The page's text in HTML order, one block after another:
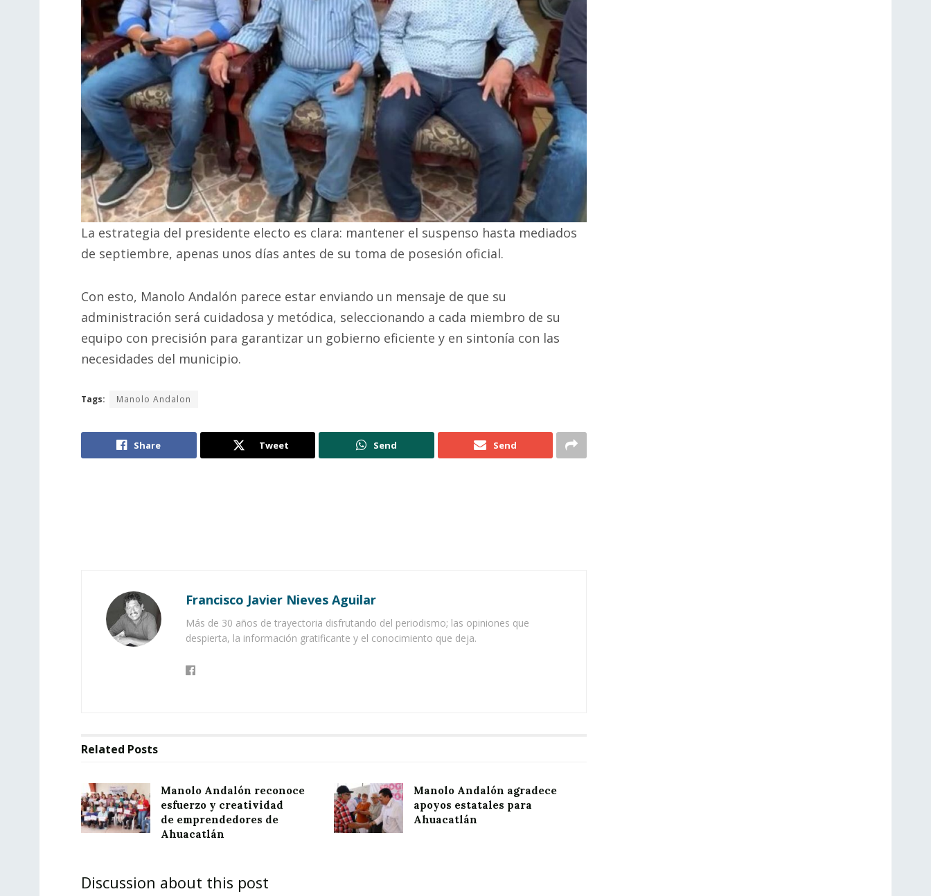
La estrategia del presidente electo es clara: mantener el suspenso hasta mediados
de septiembre, apenas unos días antes de su toma de posesión oficial.
Con esto, Manolo Andalón parece estar enviando un mensaje de que su
administración será cuidadosa y metódica, seleccionando a cada miembro de su
equipo con precisión para garantizar un gobierno eficiente y en sintonía con las
necesidades del municipio.
Tags: Manolo Andalon
Share Tweet Send Send
Francisco Javier Nieves Aguilar
Más de 30 años de trayectoria disfrutando del periodismo; las opiniones que
despierta, la información gratificante y el conocimiento que deja.
Related Posts
Manolo Andalón reconoce
esfuerzo y creatividad
de emprendedores de
Ahuacatlán
Manolo Andalón agradece
apoyos estatales para
Ahuacatlán
Discussion about this post